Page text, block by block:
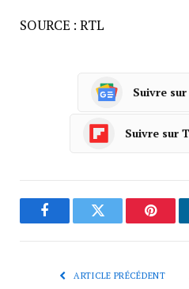
SOURCE : RTL
Suivre
Suivre sur
FacebookTwitter
ARTICLE PRÉCÉDENT